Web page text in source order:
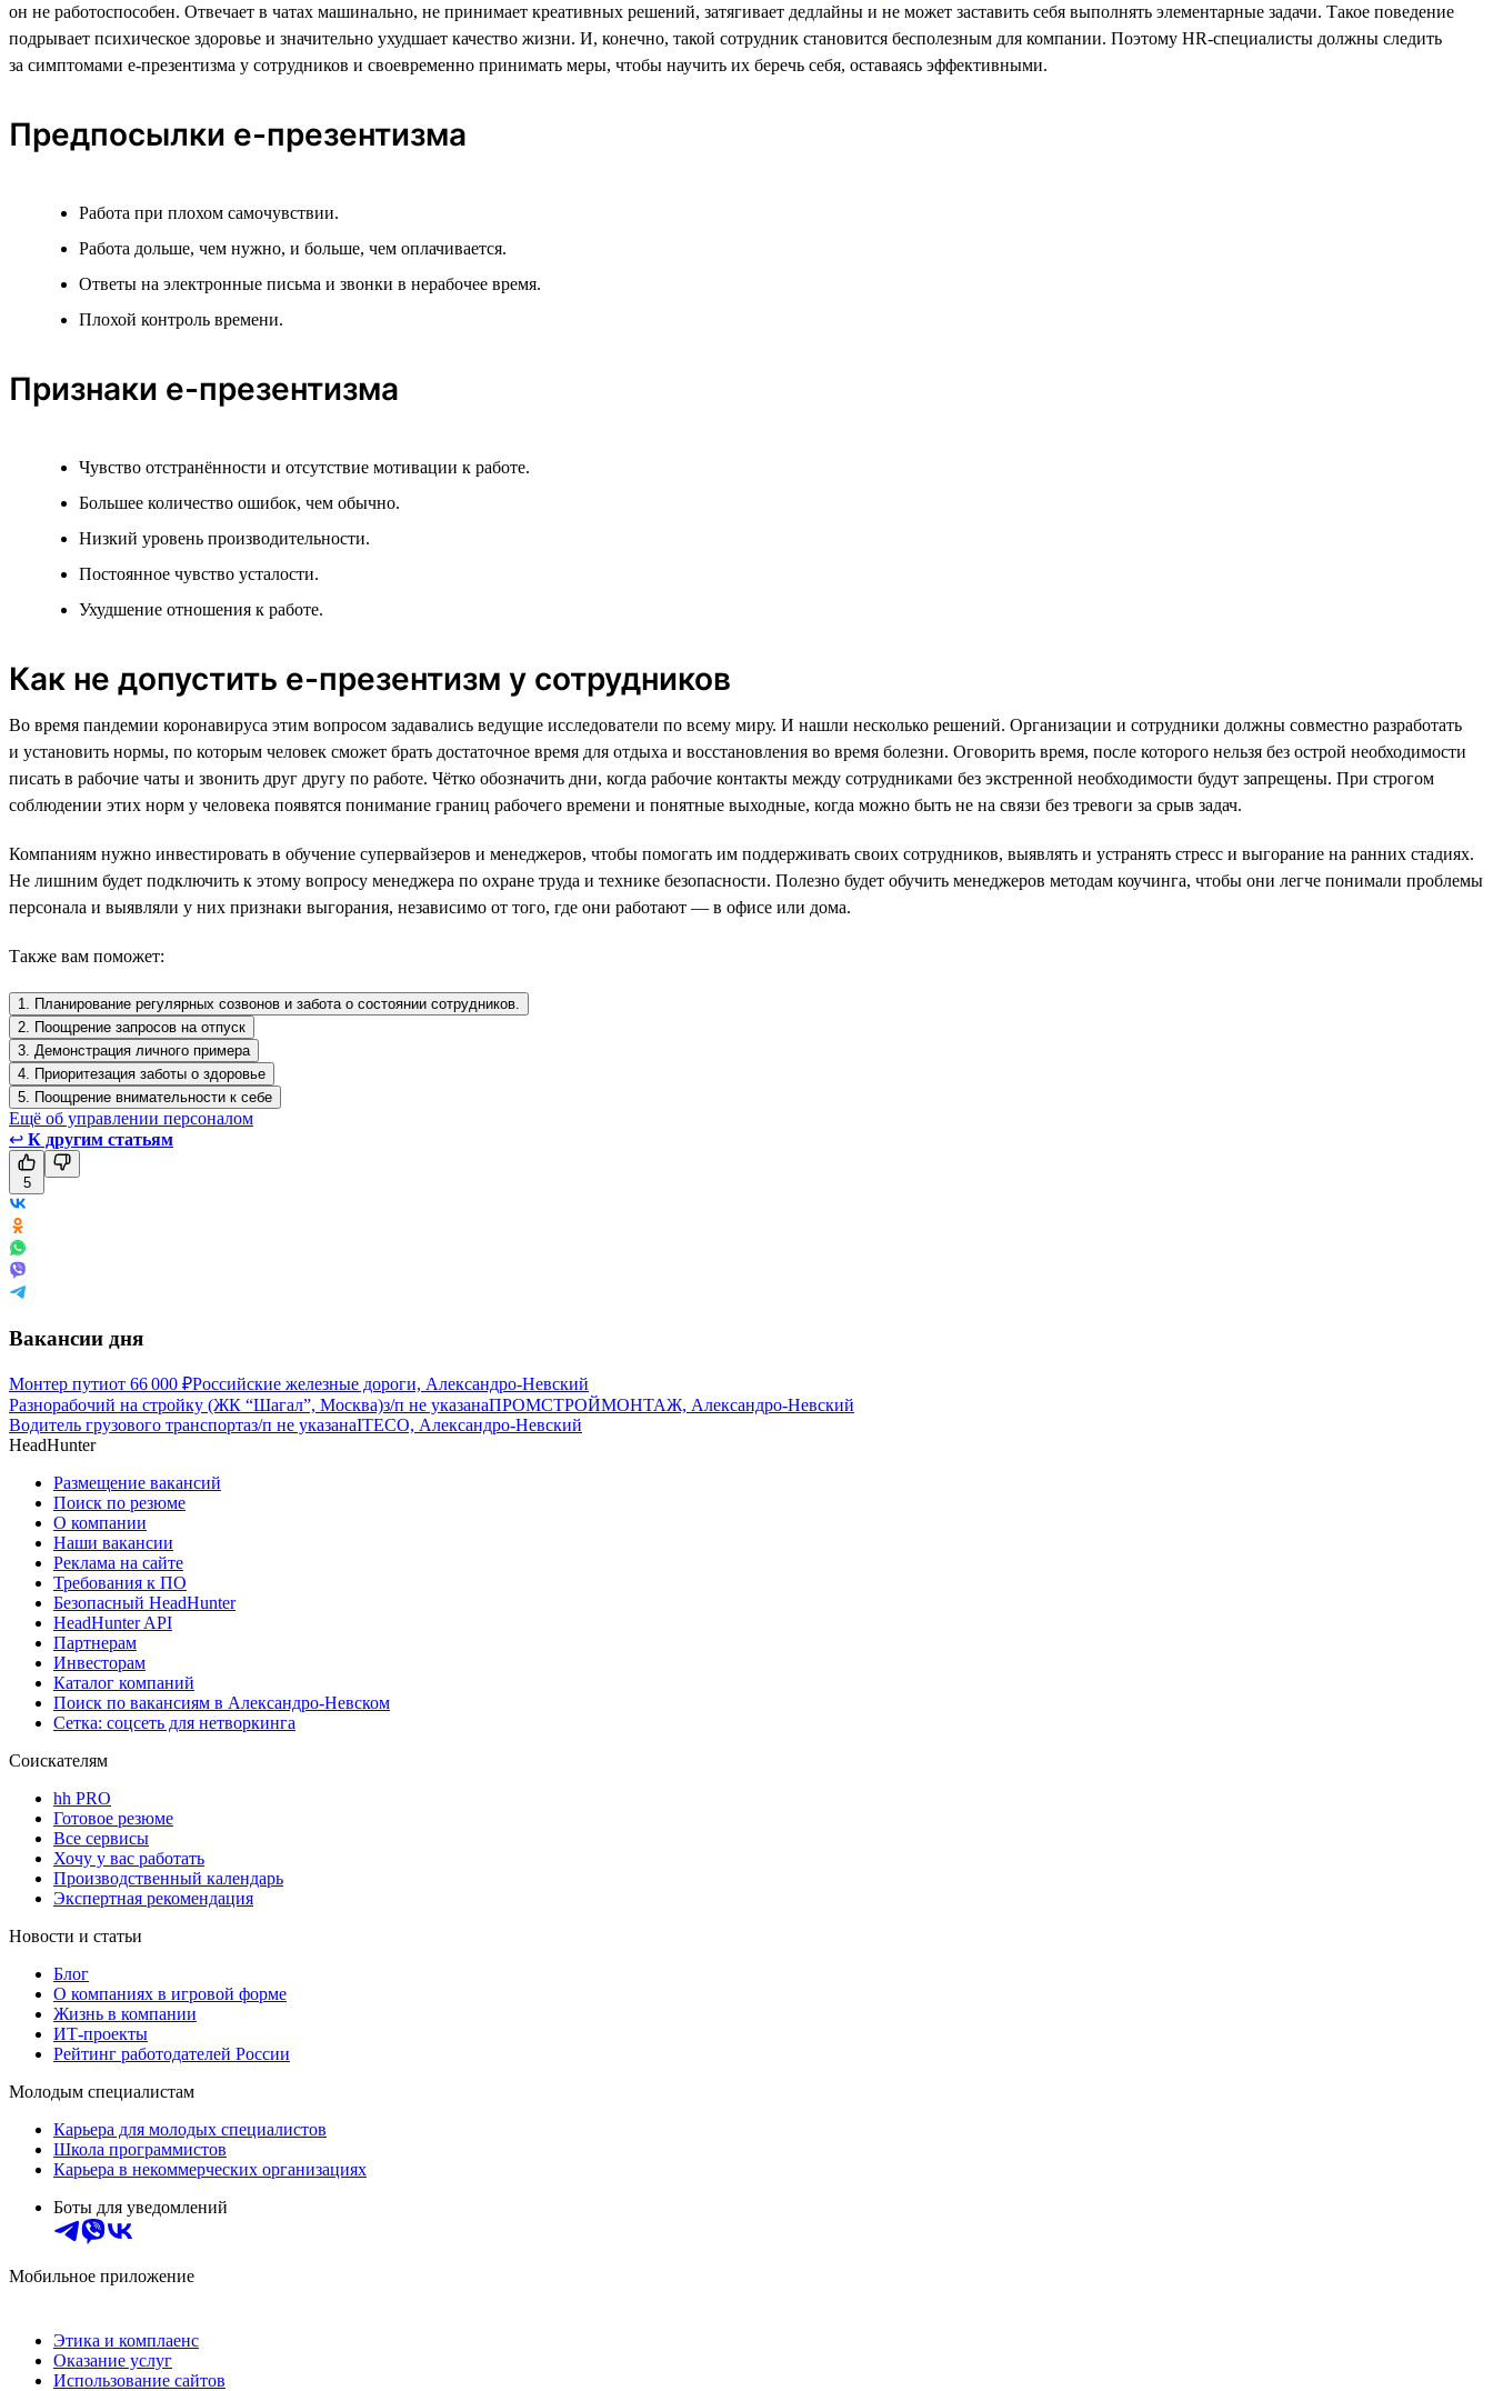
он не работоспособен. Отвечает в чатах машинально, не принимает креативных решений, затягивает дедлайны и не может заставить себя выполнять элементарные задачи. Такое поведение
подрывает психическое здоровье и значительно ухудшает качество жизни. И, конечно, такой сотрудник становится бесполезным для компании. Поэтому HR-специалисты должны следить
за симптомами е-презентизма у сотрудников и своевременно принимать меры, чтобы научить их беречь себя, оставаясь эффективными.
Предпосылки е-презентизма
Работа при плохом самочувствии.
Работа дольше, чем нужно, и больше, чем оплачивается.
Ответы на электронные письма и звонки в нерабочее время.
Плохой контроль времени.
Признаки е-презентизма
Чувство отстранённости и отсутствие мотивации к работе.
Большее количество ошибок, чем обычно.
Низкий уровень производительности.
Постоянное чувство усталости.
Ухудшение отношения к работе.
Как не допустить е-презентизм у сотрудников
Во время пандемии коронавируса этим вопросом задавались ведущие исследователи по всему миру. И нашли несколько решений. Организации и сотрудники должны совместно разработать
и установить нормы, по которым человек сможет брать достаточное время для отдыха и восстановления во время болезни. Оговорить время, после которого нельзя без острой необходимости
писать в рабочие чаты и звонить друг другу по работе. Чётко обозначить дни, когда рабочие контакты между сотрудниками без экстренной необходимости будут запрещены. При строгом
соблюдении этих норм у человека появятся понимание границ рабочего времени и понятные выходные, когда можно быть не на связи без тревоги за срыв задач.
Компаниям нужно инвестировать в обучение супервайзеров и менеджеров, чтобы помогать им поддерживать своих сотрудников, выявлять и устранять стресс и выгорание на ранних стадиях.
Не лишним будет подключить к этому вопросу менеджера по охране труда и технике безопасности. Полезно будет обучить менеджеров методам коучинга, чтобы они легче понимали проблемы
персонала и выявляли у них признаки выгорания, независимо от того, где они работают — в офисе или дома.
Также вам поможет:
1. Планирование регулярных созвонов и забота о состоянии сотрудников.
2. Поощрение запросов на отпуск
3. Демонстрация личного примера
4. Приоритезация заботы о здоровье
5. Поощрение внимательности к себе
Ещё об управлении персоналом
↩ К другим статьям
5
Вакансии дня
Монтер путиот 66 000 ₽Российские железные дороги, Александро-Невский
Разнорабочий на стройку (ЖК “Шагал”, Москва)з/п не указанаПРОМСТРОЙМОНТАЖ, Александро-Невский
Водитель грузового транспортаз/п не указанаITECO, Александро-Невский
HeadHunter
Размещение вакансий
Поиск по резюме
О компании
Наши вакансии
Реклама на сайте
Требования к ПО
Безопасный HeadHunter
HeadHunter API
Партнерам
Инвесторам
Каталог компаний
Поиск по вакансиям в Александро-Невском
Сетка: соцсеть для нетворкинга
Соискателям
hh PRO
Готовое резюме
Все сервисы
Хочу у вас работать
Производственный календарь
Экспертная рекомендация
Новости и статьи
Блог
О компаниях в игровой форме
Жизнь в компании
ИТ-проекты
Рейтинг работодателей России
Молодым специалистам
Карьера для молодых специалистов
Школа программистов
Карьера в некоммерческих организациях
Боты для уведомлений
Мобильное приложение
Этика и комплаенс
Оказание услуг
Использование сайтов